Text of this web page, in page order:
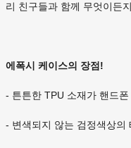
리 친구들과 함께 무엇이든
에폭시 케이스의 장점!
- 튼튼한 TPU 소재가 핸드
- 변색되지 않는 검정색상의